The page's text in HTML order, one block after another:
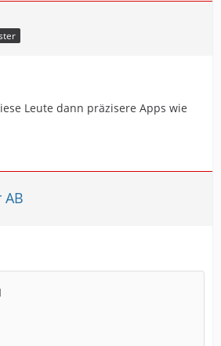
Leute dann präzisere Apps wie
AB